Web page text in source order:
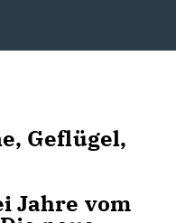
Geflügel,
Jahre vom